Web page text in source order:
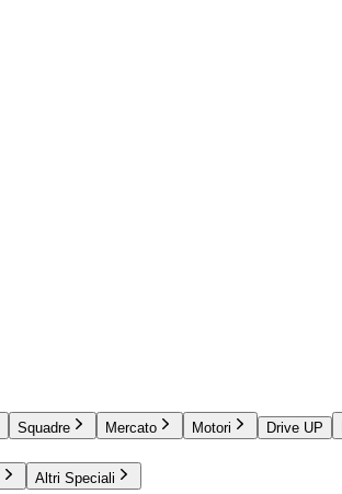
Squadre Mercato Motori Drive UP
Altri Speciali